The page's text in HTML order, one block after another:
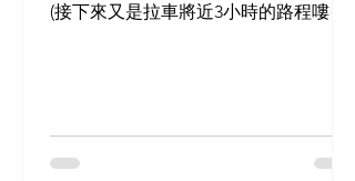
(接下來又是拉車將近3小時的路程嘍~~)